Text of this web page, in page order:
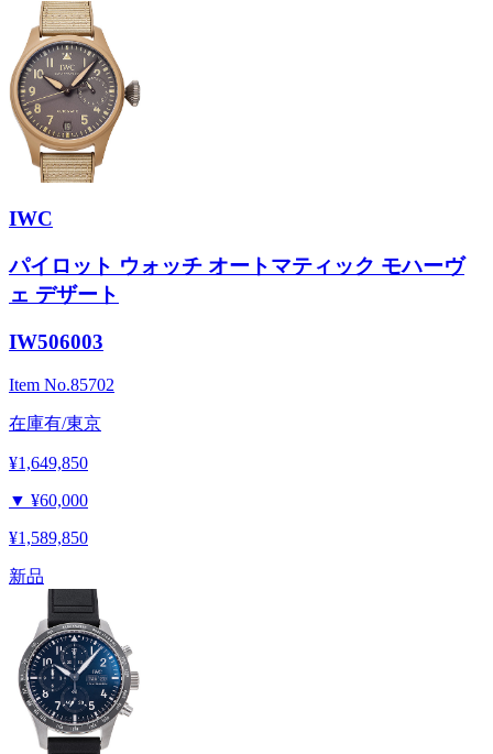
IWC
パイロット ウォッチ オートマティック モハーヴ
ェ デザート
IW506003
Item No.85702
在庫有/東京
¥1,649,850
▼ ¥60,000
¥1,589,850
新品